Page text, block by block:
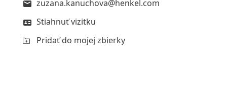
zuzana.kanuchova@henkel.com
Stiahnuť vizitku
Pridať do mojej zbierky